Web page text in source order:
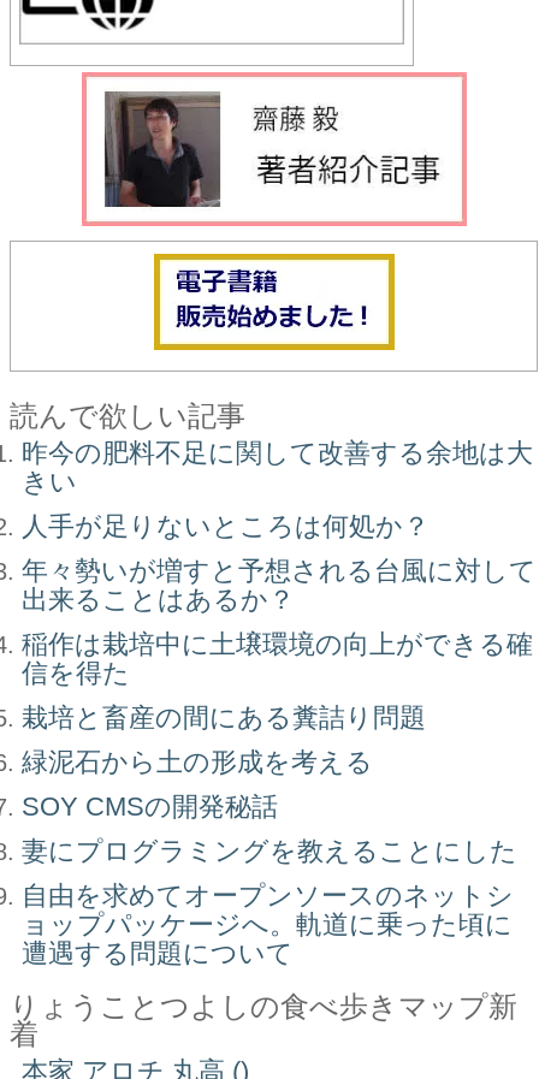
読んで欲しい記事
昨今の肥料不足に関して改善する余地は大
きい
人手が足りないところは何処か？
年々勢いが増すと予想される台風に対して
出来ることはあるか？
稲作は栽培中に土壌環境の向上ができる確
信を得た
栽培と畜産の間にある糞詰り問題
緑泥石から土の形成を考える
SOY CMSの開発秘話
妻にプログラミングを教えることにした
自由を求めてオープンソースのネットシ
ョップパッケージへ。軌道に乗った頃に
遭遇する問題について
りょうことつよしの食べ歩きマップ新
着
本家 アロチ 丸高 ()